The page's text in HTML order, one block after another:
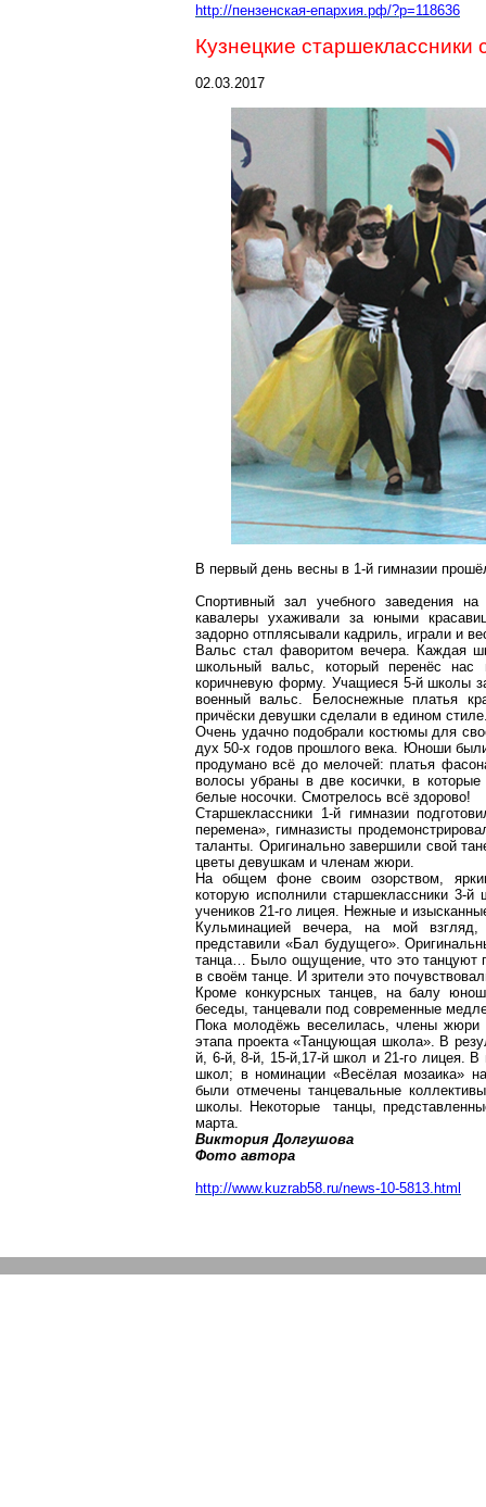
http://пензенская-епархия.рф/?p=118636
Кузнецкие старшеклассники
02.03.2017
В первый день весны в 1-й гимназии
Спортивный зал учебного заведения
кавалеры ухаживали за юными
задорно отплясывали кадриль, играли и
Вальс стал фаворитом вечера. Каждая
школьный вальс, который перенёс
коричневую форму. Учащиеся 5-й школы
военный вальс. Белоснежные платья
причёски девушки сделали в едином
Очень удачно подобрали костюмы для
дух 50-х годов прошлого века. Юноши
продумано всё до мелочей: платья
волосы убраны в две косички, в
белые носочки. Смотрелось всё здорово!
Старшеклассники 1-й гимназии
перемена», гимназисты
таланты. Оригинально завершили свой
цветы девушкам и членам жюри.
На общем фоне своим озорством,
которую исполнили старшеклассники 3-
учеников 21-го лицея. Нежные и
Кульминацией вечера, на мой
представили «Бал будущего».
танца… Было ощущение, что это танцуют
в своём танце. И зрители это
Кроме конкурсных танцев, на балу
беседы, танцевали под современные
Пока молодёжь веселилась, члены жюри
этапа проекта «Танцующая школа». В
й, 6-й, 8-й, 15-й,17-й школ и 21-го лицея.
школ; в номинации «Весёлая мозаика»
были отмечены танцевальные
школы. Некоторые танцы,
марта.
ВикторияДолгушова
Фото автора
http://www.kuzrab58.ru/news-10-5813.html